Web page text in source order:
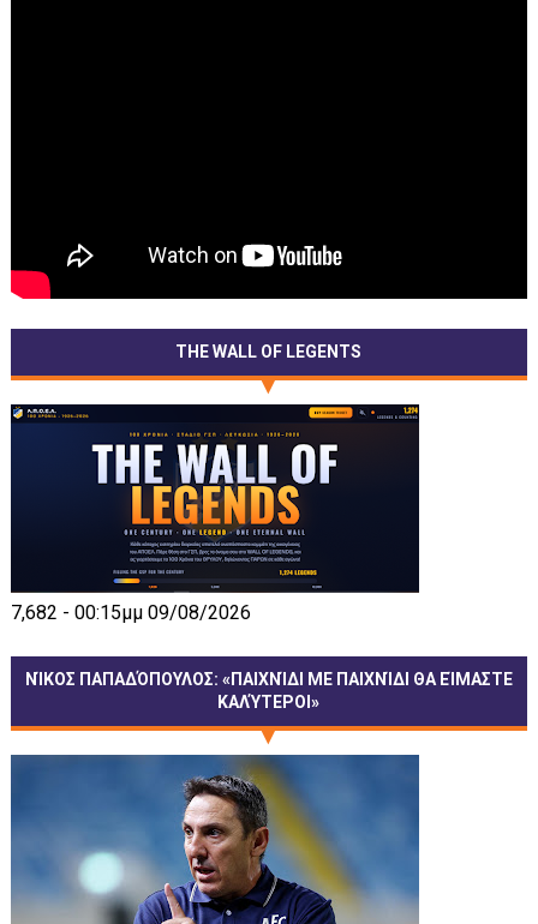
THE WALL OF LEGENTS
7,682 - 00:15μμ 09/08/2026
ΝΊΚΟΣ ΠΑΠΑΔΌΠΟΥΛΟΣ: «ΠΑΙΧΝΊΔΙ ΜΕ ΠΑΙΧΝΊΔΙ ΘΑ ΕΊΜΑΣΤΕ
ΚΑΛΎΤΕΡΟΙ»